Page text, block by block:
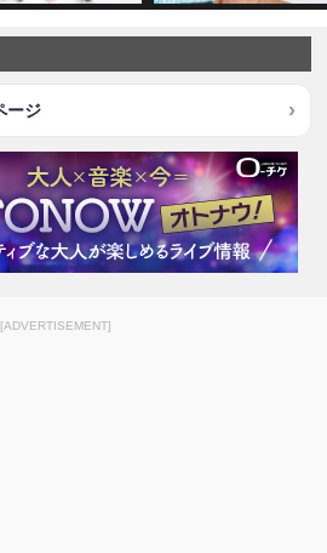
ージ
[ADVERTISEMENT]